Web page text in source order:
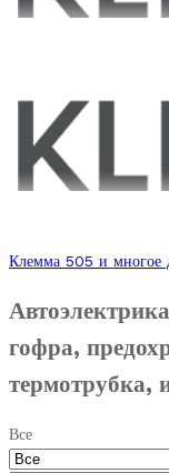
Клемма 505 и многое
гофра,
термотрубка,
Все